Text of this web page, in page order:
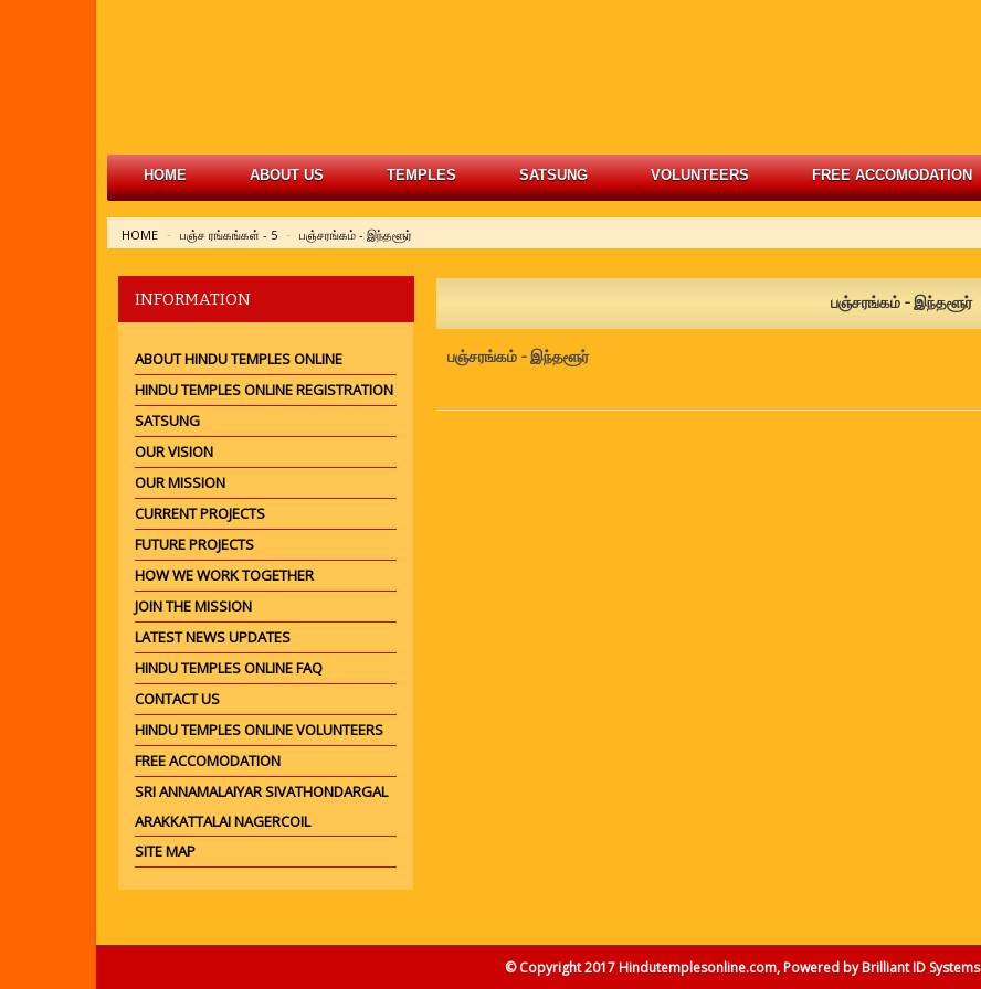
HOME ABOUT US TEMPLES SATSUNG VOLUNTEERS FREE ACCOMODATION
INFORMATION
ABOUT HINDU TEMPLES ONLINE
HINDU TEMPLES ONLINE REGISTRATION
SATSUNG
OUR VISION
OUR MISSION
CURRENT PROJECTS
FUTURE PROJECTS
HOW WE WORK TOGETHER
JOIN THE MISSION
LATEST NEWS UPDATES
HINDU TEMPLES ONLINE FAQ
CONTACT US
HINDU TEMPLES ONLINE VOLUNTEERS
FREE ACCOMODATION
SRI ANNAMALAIYAR SIVATHONDARGAL
ARAKKATTALAI NAGERCOIL
SITE MAP
HOME பஞ்ச ரங்கங்கள் - 5 பஞ்சரங்கம் - இந்தளூர்
பஞ்சரங்கம் - இந்தளூர்
பஞ்சரங்கம் - இந்தளூர்
© Copyright 2017 Hindutemplesonline.com, Powered byBrilliant ID Systems